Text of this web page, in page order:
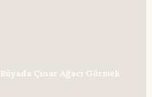
Rüyada Çınar Ağacı Görmek